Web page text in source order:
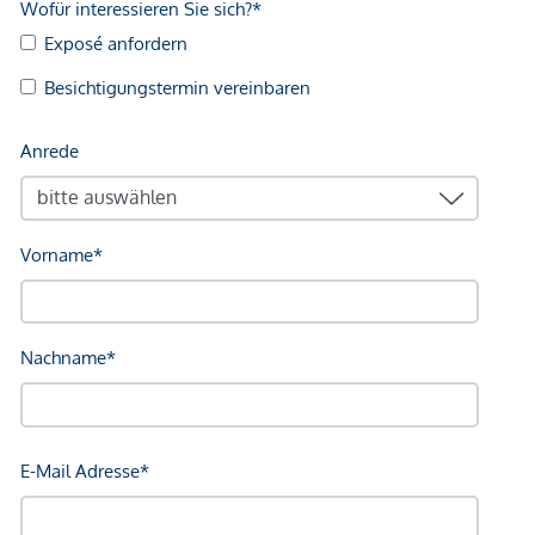
WOHNUNGSBESCHREIBUNG TOP 5
Die hofseitig gelegene 3-Zimmer-Maisonette bietet ca. 107
Innenhof mit ca. 30 qm und der Garten mit Terrasse mit
insgesamt rund 33 qm
Auf der unteren Ebene befindet sich der geräumige
Koch-/Essbereich mit Hofzugang sowie das Wohnzimmer
mit angrenzender Terrassen-Garten-Kombination. Somit
haben Sie zu beiden Seiten der Wohnung herrliche
Freibereiche! Das Gäste-WC, die praktische Speisekammer
sowie der Abstellraum mit Waschmaschinenanschluss